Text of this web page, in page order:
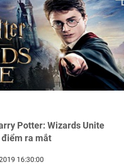
Potter: Wizards Unite
ra mắt
16:30:00